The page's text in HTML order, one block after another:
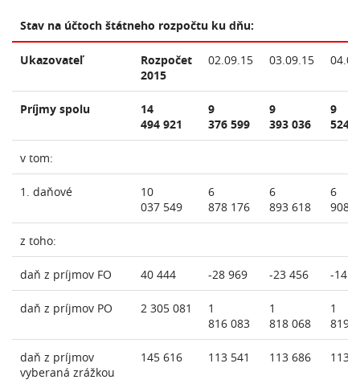
Stav na účtoch štátneho rozpočtu ku dňu:
Ukazovateľ
Rozpočet
2015
02.09.15 03.09.15
Príjmy spolu
14
494 921
9
376 599
9
393 036
9
524
v tom:
1. daňové
10
037 549
6
878 176
6
893 618
6
908
z toho:
daň z príjmov FO 40 444 -28 969 -23 456 -14
daň z príjmov PO 2 305 081
1
816 083
1
818 068
1
819
daň z príjmov
vyberaná zrážkou
145 616 113 541 113 686 113